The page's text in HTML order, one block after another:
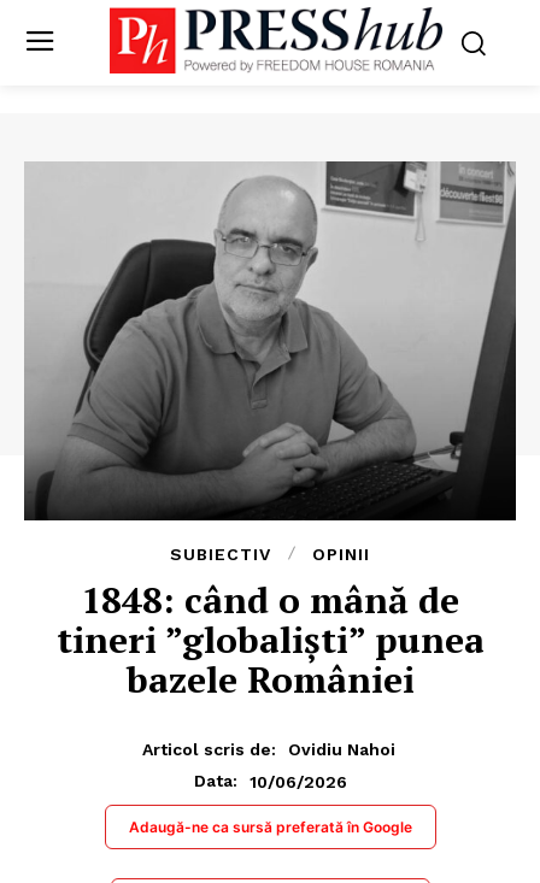
SUBIECTIV OPINII
1848: când o mână de
tineri ”globaliști” punea
bazele României
Articol scris de:
Ovidiu Nahoi
Data:
10/06/2026
Adaugă-ne ca sursă preferată în Google